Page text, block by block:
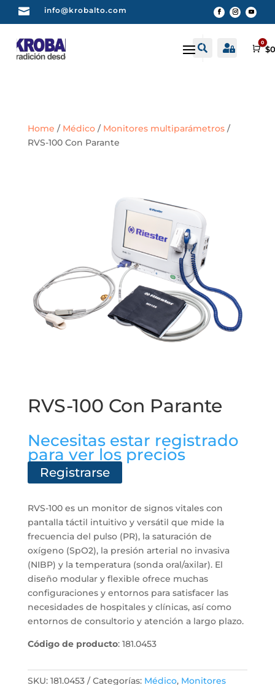
 info@krobalto.com
 Buscar
 Cuenta
0
$
Home / Médico/ Monitores multiparámetros/
RVS-100 Con Parante
RVS-100 Con Parante
Necesitas estar registrado
para ver los precios
Registrarse
RVS-100 es un monitor de signos vitales con
pantalla táctil intuitivo y versátil que mide la
frecuencia del pulso (PR), la saturación de
oxígeno (SpO2), la presión arterial no invasiva
(NIBP) y la temperatura (sonda oral/axilar). El
diseño modular y flexible ofrece muchas
configuraciones y entornos para satisfacer las
necesidades de hospitales y clínicas, así como
entornos de consultorio y atención a largo plazo.
Código de producto: 181.0453
SKU: 181.0453 Categorías: Médico, Monitores